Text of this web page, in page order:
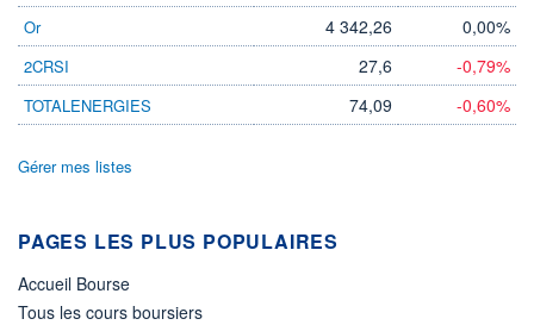
35,2/100 (Élevé)
+ PORTEFEUILLE + LISTE
Or 4 342,26 0,00%
2CRSI 27,6 -0,79%
TOTALENERGIES 74,09 -0,60%
Gérer mes listes
PAGES LES PLUS POPULAIRES
Accueil Bourse
Tous les cours boursiers